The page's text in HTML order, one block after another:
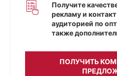
Получите
рекламу и
аудиторией по
также
ПОЛУЧИТЬ